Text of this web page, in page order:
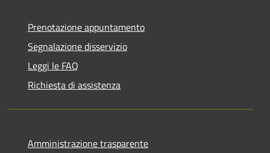
Prenotazione appuntamento
Segnalazione disservizio
Leggi le FAQ
Richiesta di assistenza
Amministrazione trasparente